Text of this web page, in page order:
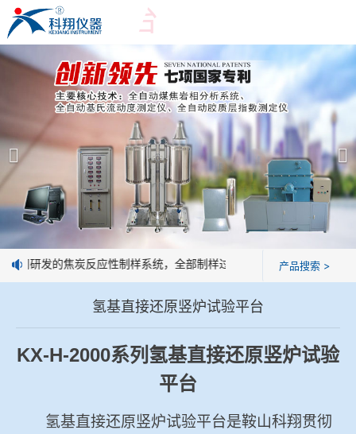
爱游戏平台
爱游戏平台
产品展示 ＞
爱游戏平台-爱游戏（中国）一站式服务平台
焦化行业检测及优化配煤设备
球团矿/烧结矿/块矿高温冶金性能检测系统
烧结/球团优化配矿研究设备
高炉配吹煤检测设备
冶金渣、保护渣等高温物性检测设备
冶金石灰活性度测定仪
公司简介
爱游戏平台
企业业绩
技术交流
爱游戏平台-爱游戏（中国）一站式服务平台
司研发的焦炭反应性制样系统，全部制样过程机械化操作，没有人为
产品搜索 >
氢基直接还原竖炉试验平台
KX-H-2000系列氢基直接还原竖炉试验
平台
氢基直接还原竖炉试验平台是鞍山科翔贯彻